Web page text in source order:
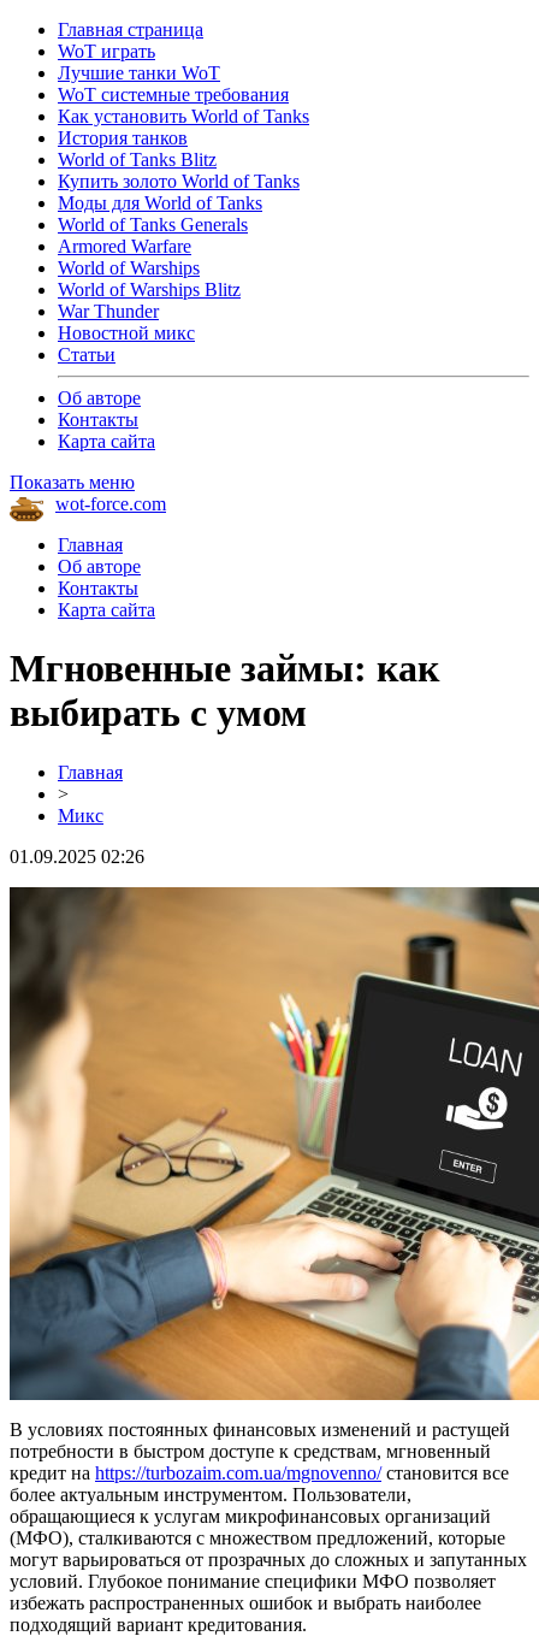
Главная страница
WoT играть
Лучшие танки WoT
WoT системные требования
Как установить World of Tanks
История танков
World of Tanks Blitz
Купить золото World of Tanks
Моды для World of Tanks
World of Tanks Generals
Armored Warfare
World of Warships
World of Warships Blitz
War Thunder
Новостной микс
Статьи
Об авторе
Контакты
Карта сайта
Показать меню
wot-force.com
Главная
Об авторе
Контакты
Карта сайта
Мгновенные займы: как
выбирать с умом
Главная
>
Микс
01.09.2025 02:26
В условиях постоянных финансовых изменений и растущей
потребности в быстром доступе к средствам, мгновенный
кредит на https://turbozaim.com.ua/mgnovenno/становится все
более актуальным инструментом. Пользователи,
обращающиеся к услугам микрофинансовых организаций
(МФО), сталкиваются с множеством предложений, которые
могут варьироваться от прозрачных до сложных и запутанных
условий. Глубокое понимание специфики МФО позволяет
избежать распространенных ошибок и выбрать наиболее
подходящий вариант кредитования.